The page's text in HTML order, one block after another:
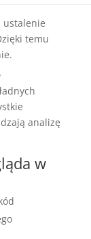
ustalenie
temu
analizę
w